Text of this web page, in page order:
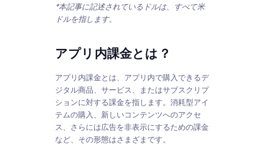
*本記事に記述されているドルは、すべて米
ドルを指します。
アプリ内課金とは？
アプリ内課金とは、アプリ内で購入できるデ
ジタル商品、サービス、またはサブスクリプ
ションに対する課金を指します。消耗型アイ
テムの購入、新しいコンテンツへのアクセ
ス、さらには広告を非表示にするための課金
など、その形態はさまざまです。